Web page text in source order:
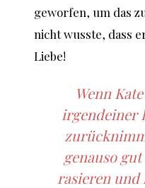
geworfen, um das
nicht wusste, dass
Liebe!
Wenn
irgendeiner
genauso
rasieren und